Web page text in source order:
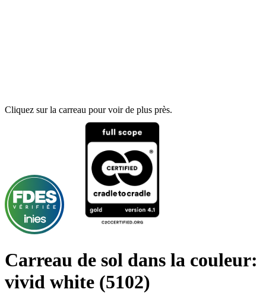
Cliquez sur la carreau pour voir de plus près.
Carreau de sol dans la couleur:
vivid white (5102)